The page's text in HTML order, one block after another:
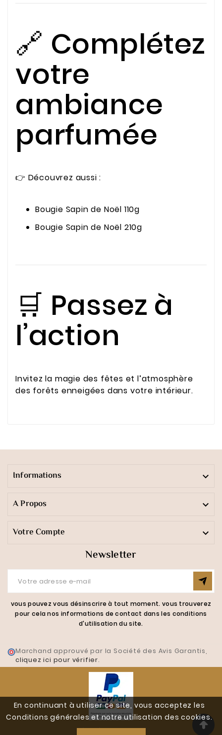
En continuant à utiliser ce site, vous acceptez les
Conditions générales et notre utilisation des cookies.
🔗 Complétez
votre
ambiance
parfumée
👉 Découvrez aussi :
Bougie Sapin de Noël 110g
Bougie Sapin de Noël 210g
🛒 Passez à
l’action
Invitez la magie des fêtes et l’atmosphère
des forêts enneigées dans votre intérieur.
Informations 
A Propos 
Votre Compte 
Newsletter
vous pouvez vous désinscrire à tout moment. vous trouverez
pour cela nos informations de contact dans les conditions
d'utilisation du site.
Marchand approuvé par la Société des Avis Garantis,
cliquez ici pour vérifier.
Réalisé Par J-W-D.fr